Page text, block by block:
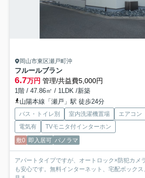
岡山市東区瀬戸町沖
フルールブラン
6.7万円 管理/共益費5,000円
1階 / 47.86㎡ / 1LDK /新築
山陽本線「瀬戸」駅 徒歩24分
バス・トイレ別 室内洗濯機置場 エアコン
電気有
TVモニタ付インターホン
敷0 即入居可 パノラマ
アパートタイプですが、オートロック×防犯カメ
も安心です。無料インターネット、宅配ボック